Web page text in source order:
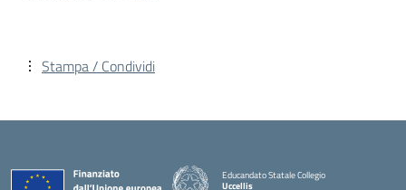
Stampa / Condividi
Educandato Statale Collegio
Uccellis